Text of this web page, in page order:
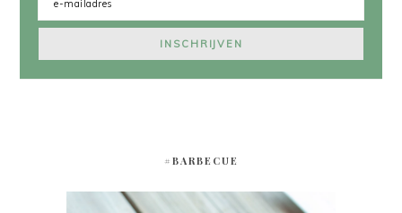
#BARBECUE